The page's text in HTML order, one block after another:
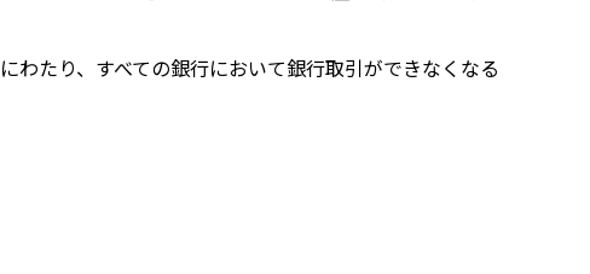
たり、すべての銀行において銀行取引ができなくなる